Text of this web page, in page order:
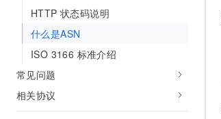
HTTP 状态码说明
什么是ASN
ISO 3166 标准介绍
常见问题
相关协议